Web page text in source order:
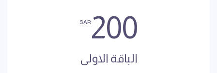
SAR 200
الباقة الاولى